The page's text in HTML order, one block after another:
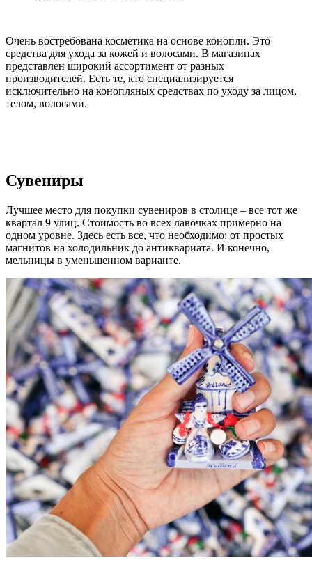
Очень востребована косметика на основе конопли. Это
средства для ухода за кожей и волосами. В магазинах
представлен широкий ассортимент от разных
производителей. Есть те, кто специализируется
исключительно на конопляных средствах по уходу за лицом,
телом, волосами.
Сувениры
Лучшее место для покупки сувениров в столице – все тот же
квартал 9 улиц. Стоимость во всех лавочках примерно на
одном уровне. Здесь есть все, что необходимо: от простых
магнитов на холодильник до антиквариата. И конечно,
мельницы в уменьшенном варианте.